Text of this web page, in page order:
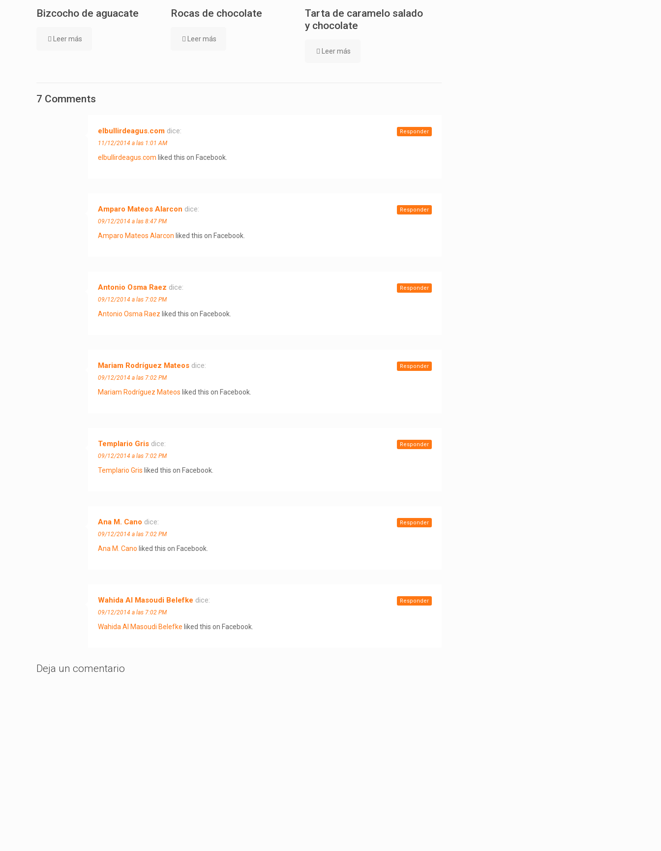
Bizcocho de aguacate
Leer más
Rocas de chocolate
Leer más
Tarta de caramelo salado
y chocolate
Leer más
7 Comments
elbullirdeagus.com dice:
11/12/2014 a las 1:01 AM
elbullirdeagus.com liked this on Facebook.
Responder
Amparo Mateos Alarcon dice:
09/12/2014 a las 8:47 PM
Amparo Mateos Alarcon liked this on Facebook.
Responder
Antonio Osma Raez dice:
09/12/2014 a las 7:02 PM
Antonio Osma Raez liked this on Facebook.
Responder
Mariam Rodríguez Mateos dice:
09/12/2014 a las 7:02 PM
Mariam Rodríguez Mateos liked this on Facebook.
Responder
Templario Gris dice:
09/12/2014 a las 7:02 PM
Templario Gris liked this on Facebook.
Responder
Ana M. Cano dice:
09/12/2014 a las 7:02 PM
Ana M. Cano liked this on Facebook.
Responder
Wahida Al Masoudi Belefke dice:
09/12/2014 a las 7:02 PM
Wahida Al Masoudi Belefke liked this on Facebook.
Responder
Deja un comentario